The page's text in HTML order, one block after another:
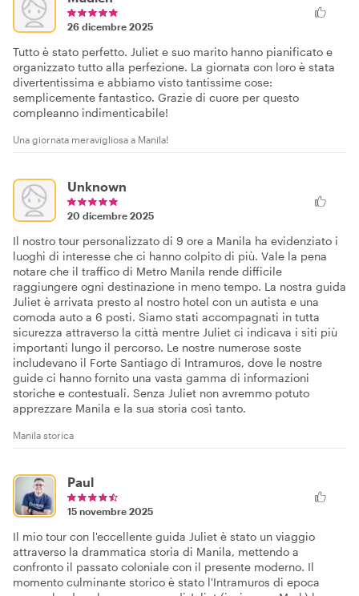
26 dicembre 2025
Tutto è stato perfetto. Juliet e suo marito hanno pianificato e
organizzato tutto alla perfezione. La giornata con loro è stata
divertentissima e abbiamo visto tantissime cose:
semplicemente fantastico. Grazie di cuore per questo
compleanno indimenticabile!
Una giornata meravigliosa a Manila!
Unknown
20 dicembre 2025
Il nostro tour personalizzato di 9 ore a Manila ha evidenziato i
luoghi di interesse che ci hanno colpito di più. Vale la pena
notare che il traffico di Metro Manila rende difficile
raggiungere ogni destinazione in meno tempo. La nostra guida
Juliet è arrivata presto al nostro hotel con un autista e una
comoda auto a 6 posti. Siamo stati accompagnati in tutta
sicurezza attraverso la città mentre Juliet ci indicava i siti più
importanti lungo il percorso. Le nostre numerose soste
includevano il Forte Santiago di Intramuros, dove le nostre
guide ci hanno fornito una vasta gamma di informazioni
storiche e contestuali. Senza Juliet non avremmo potuto
apprezzare Manila e la sua storia così tanto.
Manila storica
Paul
15 novembre 2025
Il mio tour con l'eccellente guida Juliet è stato un viaggio
attraverso la drammatica storia di Manila, mettendo a
confronto il passato coloniale con il presente moderno. Il
momento culminante storico è stato l'Intramuros di epoca